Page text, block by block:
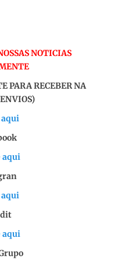
NOTICIAS
PARA RECEBER NA
aqui
aqui